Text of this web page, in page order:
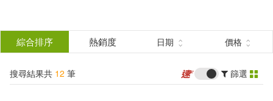
結
分類 (單選)
所有商品(12) 圖書(7)
綜合排序 熱銷度 日期 價格
搜尋結果共 12 筆 篩選